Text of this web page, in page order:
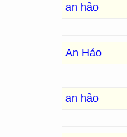
an hảo
An Hảo
an hảo